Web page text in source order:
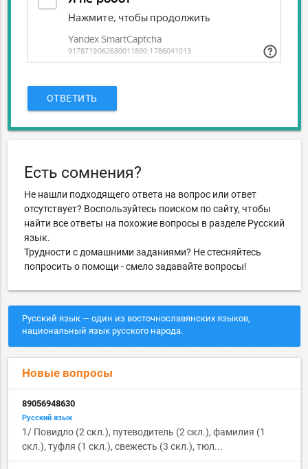
ОТВЕТИТЬ
Есть сомнения?
Не нашли подходящего ответа на вопрос или ответ
отсутствует? Воспользуйтесь поиском по сайту, чтобы
найти все ответы на похожие вопросы в разделе Русский
язык.
Трудности с домашними заданиями? Не стесняйтесь
попросить о помощи - смело задавайте вопросы!
Русский язык — один из восточнославянских языков,
национальный язык русского народа.
Новые вопросы
89056948630
Русский язык
1/ Повидло (2 скл.), путеводитель (2 скл.), фамилия (1
скл.), туфля (1 скл.), свежесть (3 скл.), тюл...